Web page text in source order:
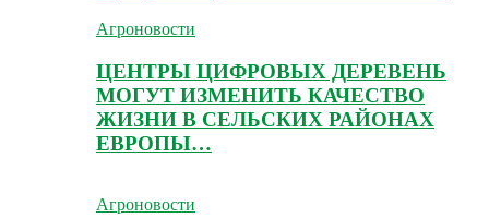
Агроновости
ЦЕНТРЫ ЦИФРОВЫХ ДЕРЕВЕНЬ
МОГУТ ИЗМЕНИТЬ КАЧЕСТВО
ЖИЗНИ В СЕЛЬСКИХ РАЙОНАХ
ЕВРОПЫ…
Агроновости